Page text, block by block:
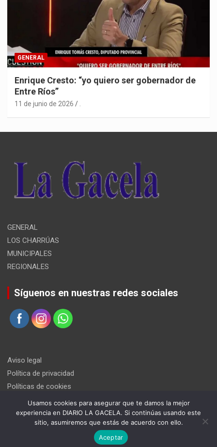
GENERAL
Enrique Cresto: “yo quiero ser gobernador de
Entre Ríos”
11 de junio de 2026
GENERAL
LOS CHARRÚAS
MUNICIPALES
REGIONALES
Síguenos en nuestras redes sociales
Aviso legal
Política de privacidad
Políticas de cookies
Usamos cookies para asegurar que te damos la mejor
experiencia en DIARIO LA GACELA. Si continúas usando este
sitio, asumiremos que estás de acuerdo con ello.
Aceptar